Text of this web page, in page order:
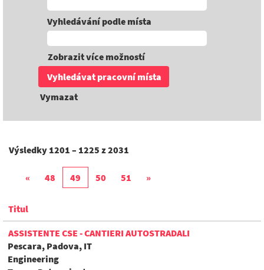
Vyhledávání podle místa
Zobrazit více možností
Vymazat
Výsledky 1201 – 1225 z2031
« 48 49 50 51 »
Titul
ASSISTENTE CSE - CANTIERI AUTOSTRADALI
Pescara, Padova, IT
Engineering